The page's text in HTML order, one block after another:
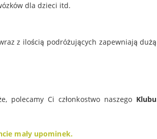
dla dzieci itd.
z ilością podróżujących zapewniają dużą
polecamy Ci członkostwo naszego Klubu
mały upominek.